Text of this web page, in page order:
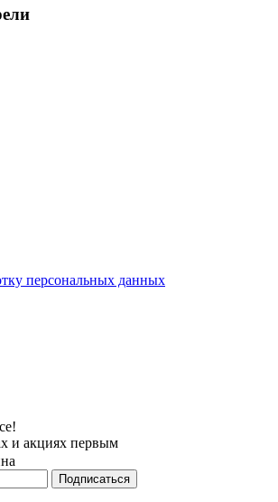
персональных данных
и акциях первым